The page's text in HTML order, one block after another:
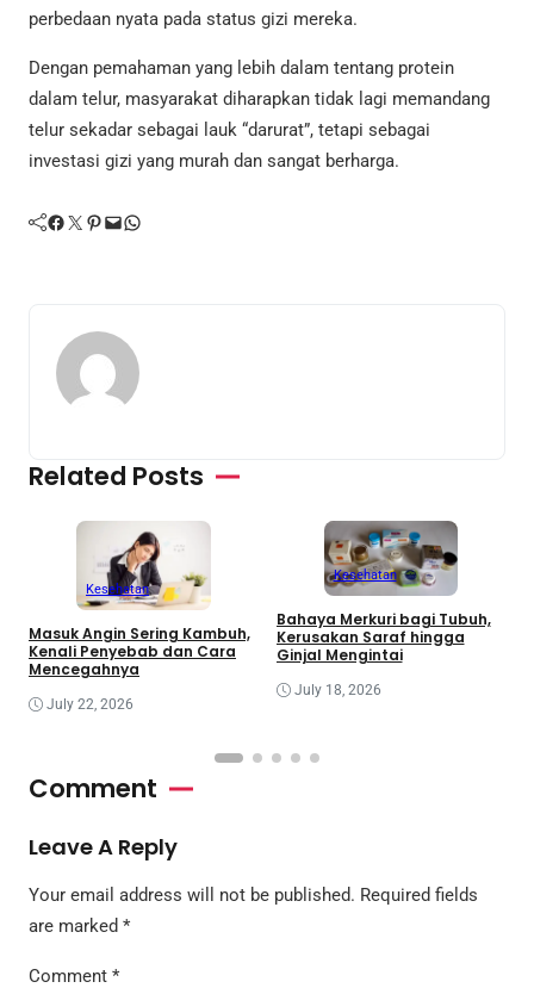
perbedaan nyata pada status gizi mereka.
Dengan pemahaman yang lebih dalam tentang protein
dalam telur, masyarakat diharapkan tidak lagi memandang
telur sekadar sebagai lauk “darurat”, tetapi sebagai
investasi gizi yang murah dan sangat berharga.
Facebook Twitter Pinterest Mail WhatsApp
Related Posts
Kesehatan
Masuk Angin Sering Kambuh,
Kenali Penyebab dan Cara
Mencegahnya
July 22, 2026
Kesehatan
Bahaya Merkuri bagi Tubuh,
Kerusakan Saraf hingga
Ginjal Mengintai
July 18, 2026
Comment
Leave A Reply
Your email address will not be published. Required fields
are marked *
Comment *